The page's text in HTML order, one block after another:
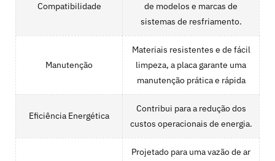
Compatibilidade
de modelos e marcas de
sistemas de resfriamento.
Manutenção
Materiais resistentes e de fácil
limpeza, a placa garante uma
manutenção prática e rápida
Eficiência Energética
Contribui para a redução dos
custos operacionais de energia.
Projetado para uma vazão de ar